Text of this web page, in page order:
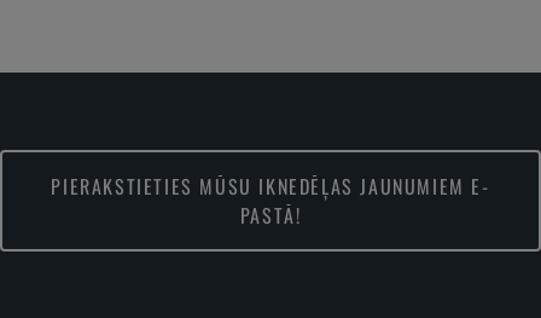
PIERAKSTIETIES MŪSU IKNEDĒĻAS JAUNUMIEM E-
PASTĀ!